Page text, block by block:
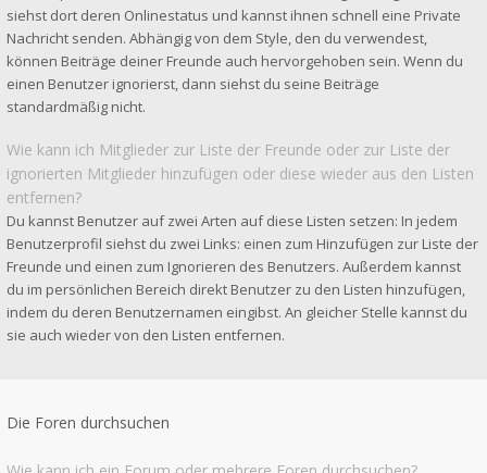
siehst dort deren Onlinestatus und kannst ihnen schnell eine Private
Nachricht senden. Abhängig von dem Style, den du verwendest,
können Beiträge deiner Freunde auch hervorgehoben sein. Wenn du
einen Benutzer ignorierst, dann siehst du seine Beiträge
standardmäßig nicht.
Wie kann ich Mitglieder zur Liste der Freunde oder zur Liste der
ignorierten Mitglieder hinzufügen oder diese wieder aus den Listen
entfernen?
Du kannst Benutzer auf zwei Arten auf diese Listen setzen: In jedem
Benutzerprofil siehst du zwei Links: einen zum Hinzufügen zur Liste der
Freunde und einen zum Ignorieren des Benutzers. Außerdem kannst
du im persönlichen Bereich direkt Benutzer zu den Listen hinzufügen,
indem du deren Benutzernamen eingibst. An gleicher Stelle kannst du
sie auch wieder von den Listen entfernen.
Die Foren durchsuchen